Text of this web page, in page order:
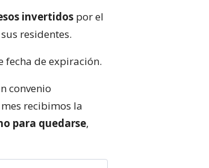
invertidos por el
residentes.
fecha de expiración.
convenio
recibimos la
para quedarse,